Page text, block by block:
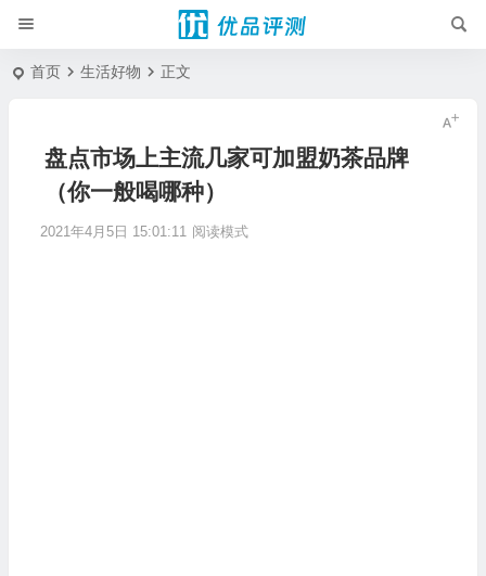
首页 生活好物 正文
盘点市场上主流几家可加盟奶茶品牌
（你一般喝哪种）
2021年4月5日 15:01:11 阅读模式